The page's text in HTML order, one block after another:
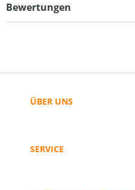
Bewertungen
ÜBER UNS
SERVICE